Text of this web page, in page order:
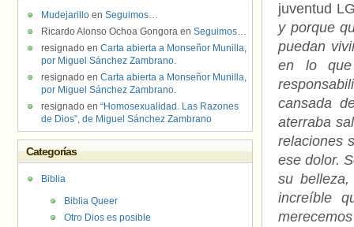
juventud
y porque
puedan
en lo que
cansada
aterraba
relaciones
ese dolor.
su
increíble
Mudejarillo en Seguimos…
Ricardo Alonso Ochoa Gongora en Seguimos…
resignado en Carta abierta a Monseñor Munilla,
por Miguel Sánchez Zambrano.
resignado en Carta abierta a Monseñor Munilla,
por Miguel Sánchez Zambrano.
resignado en “Homosexualidad. Las Razones
de Dios”, de Miguel Sánchez Zambrano
Categorías
Biblia
Biblia Queer
Otro Dios es posible